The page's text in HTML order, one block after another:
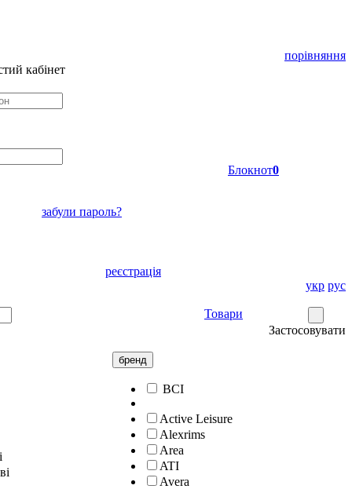
порівняння
кабінет
забули пароль?
реєстрація
Блокнот0
укр рус
Товари
Застосовувати
бренд
ВСІ
Active Leisure
Alexrims
Area
ATI
Avera